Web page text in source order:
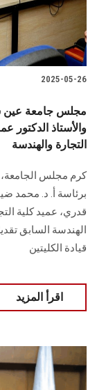
2025-05-26
مجلس جامعة عين
والأستاذ الدكتور
التجارة والهندسة
برئاسة أ. د. محمد
قدري، عميد كلية
الهندسة السابق
قيادة الكليتين
اقرأ المزيد